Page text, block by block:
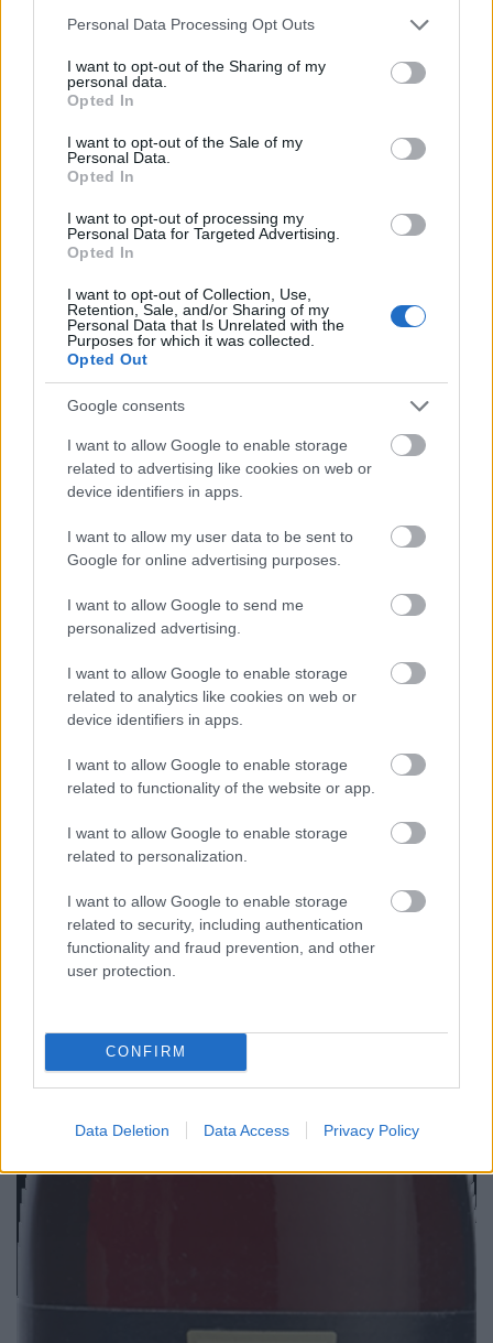
Please note that this website/app uses one or more Google
not limited to your visit or usage behaviour. You may click to
grant or deny consent to Google and its third-party tags to
use your data for below specified purposes in below Google
consent section.
Personal Data Processing Opt Outs
I want to opt-out of the Sharing of my
personal data.
Opted In
I want to opt-out of the Sale of my
Personal Data.
Opted In
I want to opt-out of processing my
Personal Data for Targeted Advertising.
Opted In
I want to opt-out of Collection, Use,
Retention, Sale, and/or Sharing of my
Personal Data that Is Unrelated with the
Purposes for which it was collected.
Opted Out
Google consents
I want to allow Google to enable storage
related to advertising like cookies on web or
device identifiers in apps.
I want to allow my user data to be sent to
Google for online advertising purposes.
I want to allow Google to send me
personalized advertising.
I want to allow Google to enable storage
related to analytics like cookies on web or
device identifiers in apps.
I want to allow Google to enable storage
related to functionality of the website or app.
I want to allow Google to enable storage
related to personalization.
I want to allow Google to enable storage
related to security, including authentication
functionality and fraud prevention, and other
user protection.
CONFIRM
Data Deletion Data Access Privacy Policy
Dupont Saison
bottleopener•2023. október 26.
Illat: virágos komlós, pincés élesztős Hab: masszív,
vad, szigetes, rendkívül tartós Szín: rezes sárga, kicsit
ködös Ez már majdnem egy gyengébb tripel,
annyira pincés, észteres. Könnyed a teste, ámde
nagyon is ízgazdag és kerek minden. Érezni a finom
malátát, a fűszerességet és az élesztőt is.…
Madnezz•2023. június 28.
Illat: kávés Hab: lágy, drapp Szín: sötétbarna A
Stone Brewing szokásosan zseniális sört készített.
Eleve az imperial stout hálás téma. Most sikerült
kimaxolni a telt kortyérzetet, mert ezt már tényleg
szopogatni lehet. Jó húzás volt, hogy az alkoholt nem
vitték feljebb, így is elég erős, de jól…